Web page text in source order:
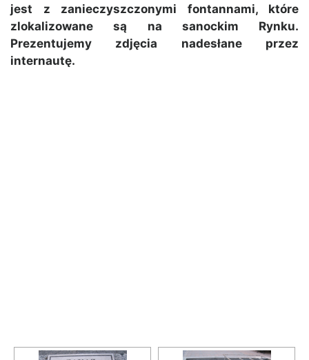
jest z zanieczyszczonymi fontannami, które
zlokalizowane są na sanockim Rynku.
Prezentujemy zdjęcia nadesłane przez
internautę.